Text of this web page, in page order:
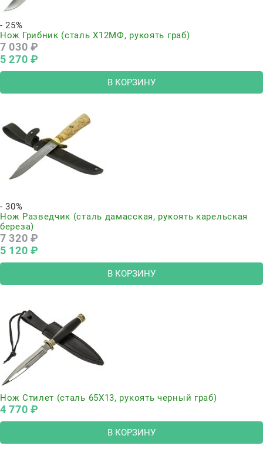
- 25%
Нож Грибник (сталь Х12МФ, рукоять граб)
7 030 ₽
5 270 ₽
В КОРЗИНУ
- 30%
Нож Разведчик (сталь дамасская, рукоять карельская
береза)
7 320 ₽
5 120 ₽
В КОРЗИНУ
Нож Стилет (сталь 65Х13, рукоять черный граб)
4 770 ₽
В КОРЗИНУ